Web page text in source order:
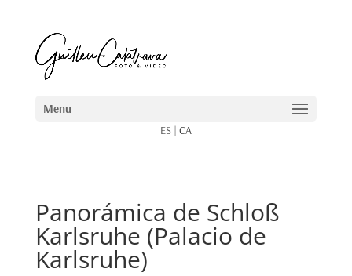
ES| CA
Panorámica de Schloß
Karlsruhe (Palacio de
Karlsruhe)